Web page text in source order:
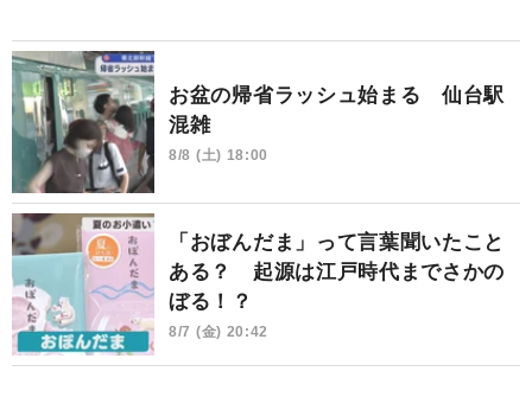
お盆の帰省ラッシュ始まる 仙台駅
混雑
8/8 (土) 18:00
「おぼんだま」って言葉聞いたこと
ある？ 起源は江戸時代までさかの
ぼる！？
8/7 (金) 20:42